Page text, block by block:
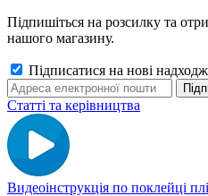
Підпишіться на розсилку та
нашого магазину.
Підписатися на нові
Статті та керівництва
Видеоінструкція по поклейці